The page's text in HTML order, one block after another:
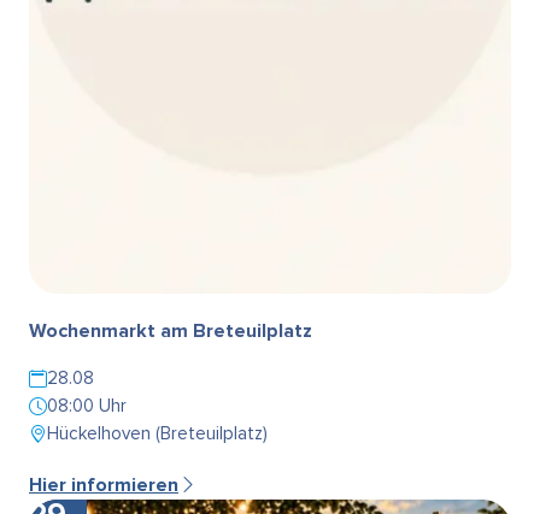
Wochenmarkt am Breteuilplatz
28.08
08:00 Uhr
Hückelhoven (Breteuilplatz)
Hier informieren